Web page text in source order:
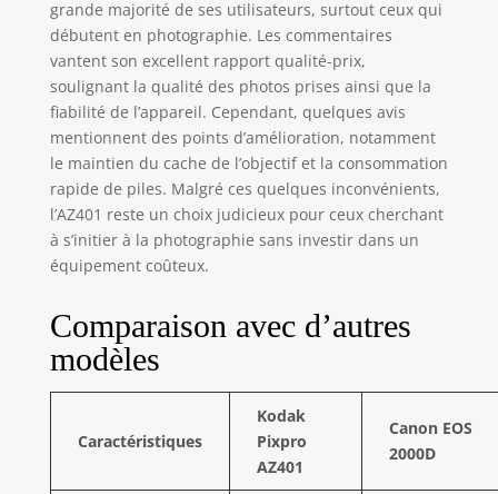
grande majorité de ses utilisateurs, surtout ceux qui
débutent en photographie. Les commentaires
vantent son excellent rapport qualité-prix,
soulignant la qualité des photos prises ainsi que la
fiabilité de l’appareil. Cependant, quelques avis
mentionnent des points d’amélioration, notamment
le maintien du cache de l’objectif et la consommation
rapide de piles. Malgré ces quelques inconvénients,
l’AZ401 reste un choix judicieux pour ceux cherchant
à s’initier à la photographie sans investir dans un
équipement coûteux.
Comparaison avec d’autres
modèles
Caractéristiques
Kodak
Pixpro
AZ401
Canon EOS
2000D